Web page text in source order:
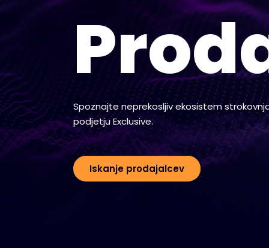
Spoznajte neprekosljiv ekosistem
podjetju Exclusive.
Iskanje prodajalcev